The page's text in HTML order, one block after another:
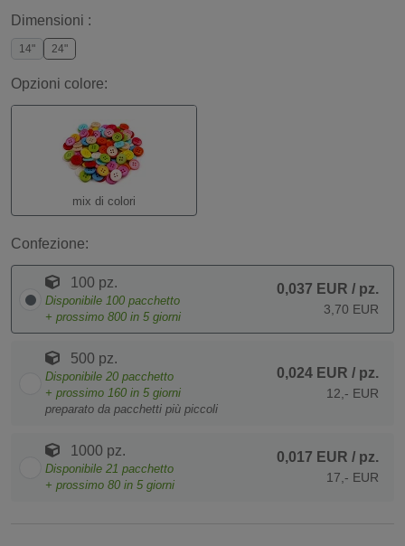
Dimensioni :
14" 24"
Opzioni colore:
mix di colori
Confezione:
100 pz.
Disponibile 100 pacchetto
+ prossimo 800 in 5 giorni
0,037 EUR / pz.
3,70 EUR
500 pz.
Disponibile 20 pacchetto
+ prossimo 160 in 5 giorni
preparato da pacchetti più piccoli
0,024 EUR / pz.
12,- EUR
1000 pz.
Disponibile 21 pacchetto
+ prossimo 80 in 5 giorni
0,017 EUR / pz.
17,- EUR